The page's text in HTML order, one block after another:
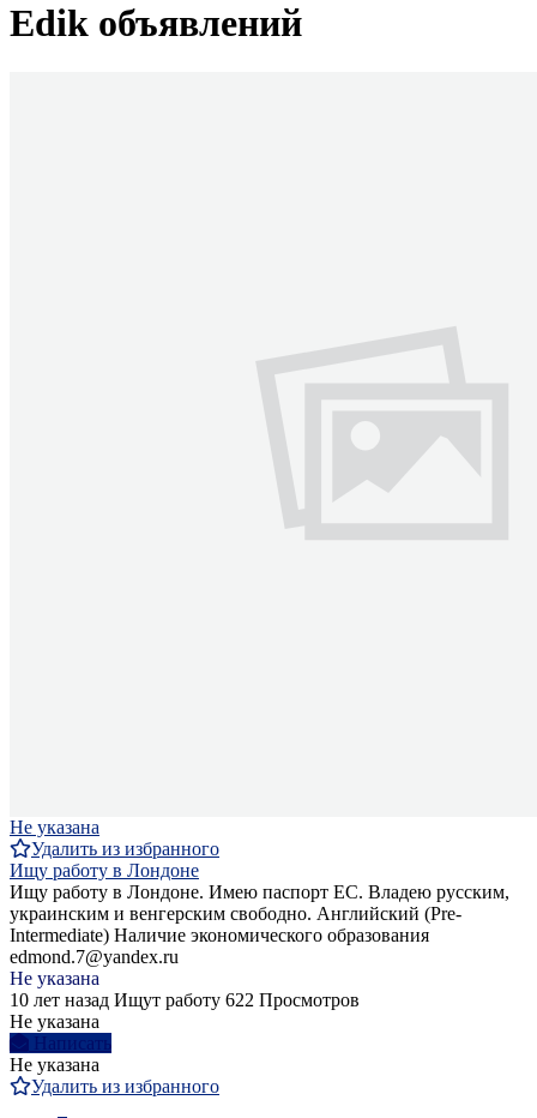
Edik объявлений
Не указана
Удалить из избранного
Ищу работу в Лондоне
Ищу работу в Лондоне. Имею паспорт ЕС. Владею русским,
украинским и венгерским свободно. Английский (Pre-
Intermediate) Наличие экономического образования
edmond.7@yandex.ru
Не указана
10 лет назад Ищут работу 622 Просмотров
Не указана
Написать
Не указана
Удалить из избранного